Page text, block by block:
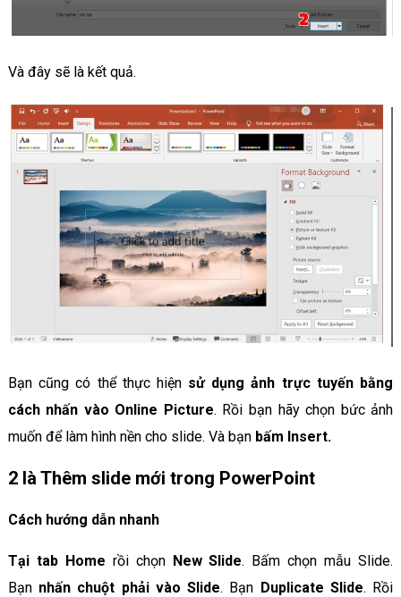
Và đây sẽ là kết quả.
Bạn cũng có thể thực hiện sử dụng ảnh trực tuyến bằng
cách nhấn vào Online Picture. Rồi bạn hãy chọn bức ảnh
muốn để làm hình nền cho slide. Và bạn bấm Insert.
2 là Thêm slide mới trong PowerPoint
Cách hướng dẫn nhanh
Tại tab Home rồi chọn New Slide. Bấm chọn mẫu Slide.
Bạn nhấn chuột phải vào Slide. Bạn Duplicate Slide. Rồi